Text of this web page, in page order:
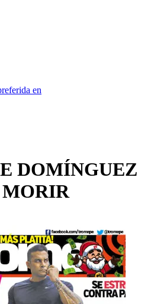
en
DOMÍNGUEZ
MORIR